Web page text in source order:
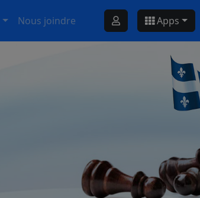
Nous joindre Apps